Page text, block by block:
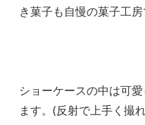
き菓子も自慢の菓子工房
ショーケースの中は可
ます。(反射で上手く撮